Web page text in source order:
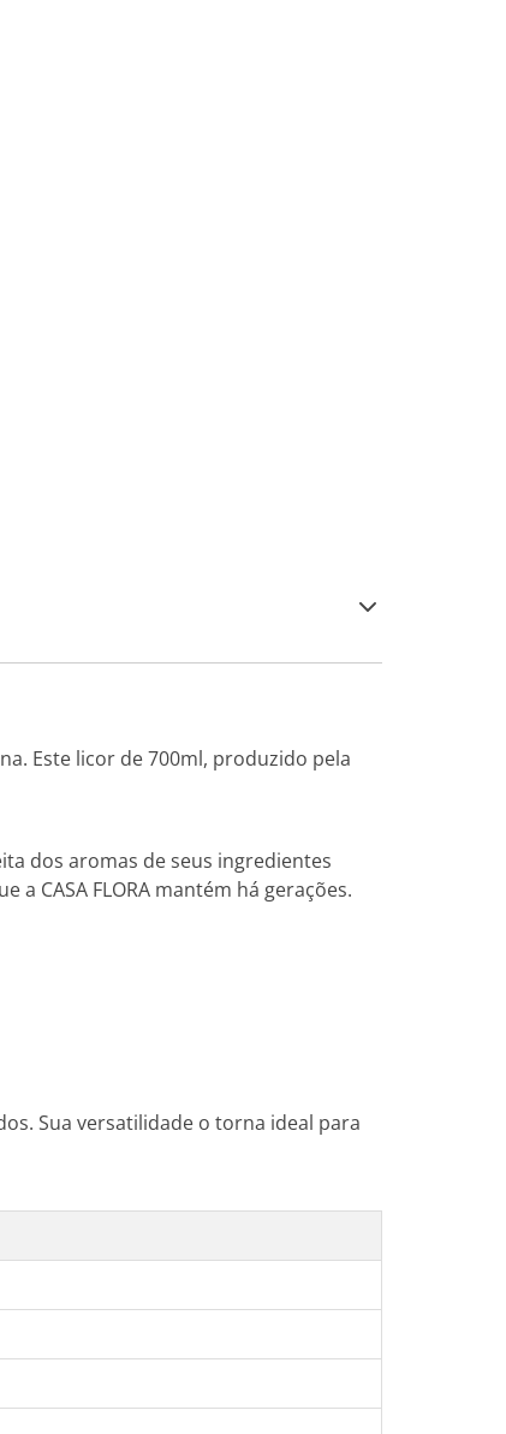
Este licor de 700ml, produzido pela
dos aromas de seus ingredientes
CASA FLORA mantém há gerações.
Sua versatilidade o torna ideal para